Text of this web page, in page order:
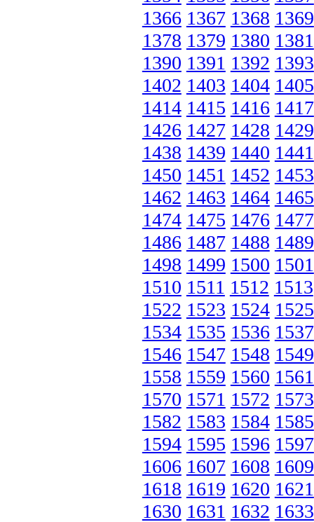
1366 1367 1368 1369
1378 1379 1380 1381
1390 1391 1392 1393
1402 1403 1404 1405
1414 1415 1416 1417
1426 1427 1428 1429
1438 1439 1440 1441
1450 1451 1452 1453
1462 1463 1464 1465
1474 1475 1476 1477
1486 1487 1488 1489
1498 1499 1500 1501
1510 1511 1512 1513
1522 1523 1524 1525
1534 1535 1536 1537
1546 1547 1548 1549
1558 1559 1560 1561
1570 1571 1572 1573
1582 1583 1584 1585
1594 1595 1596 1597
1606 1607 1608 1609
1618 1619 1620 1621
1630 1631 1632 1633